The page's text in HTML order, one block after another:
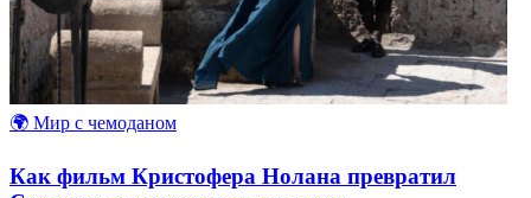
🌍 Мир с чемоданом
Как фильм Кристофера Нолана превратил